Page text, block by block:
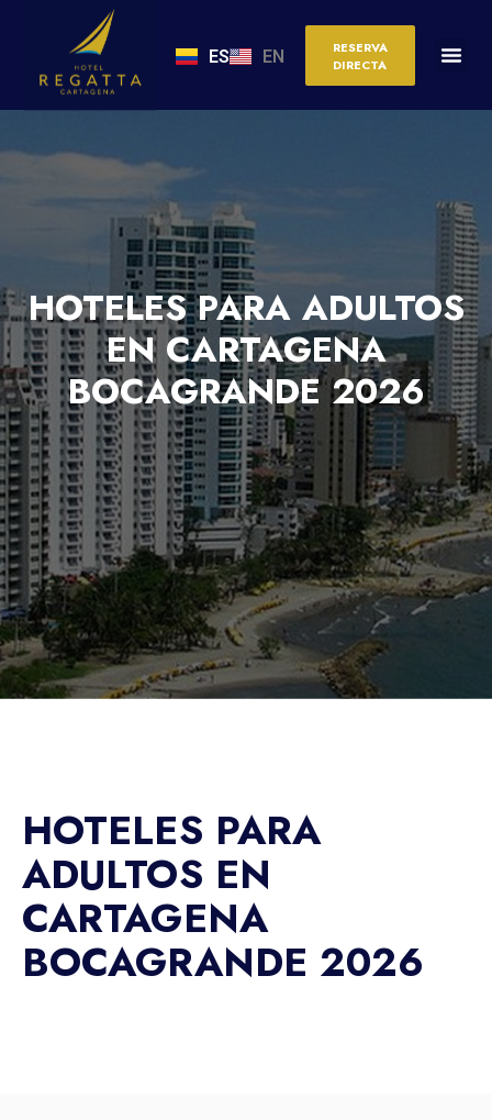
ES EN
RESERVA
DIRECTA
HOTELES PARA ADULTOS
EN CARTAGENA
BOCAGRANDE 2026
HOTELES PARA
ADULTOS EN
CARTAGENA
BOCAGRANDE 2026